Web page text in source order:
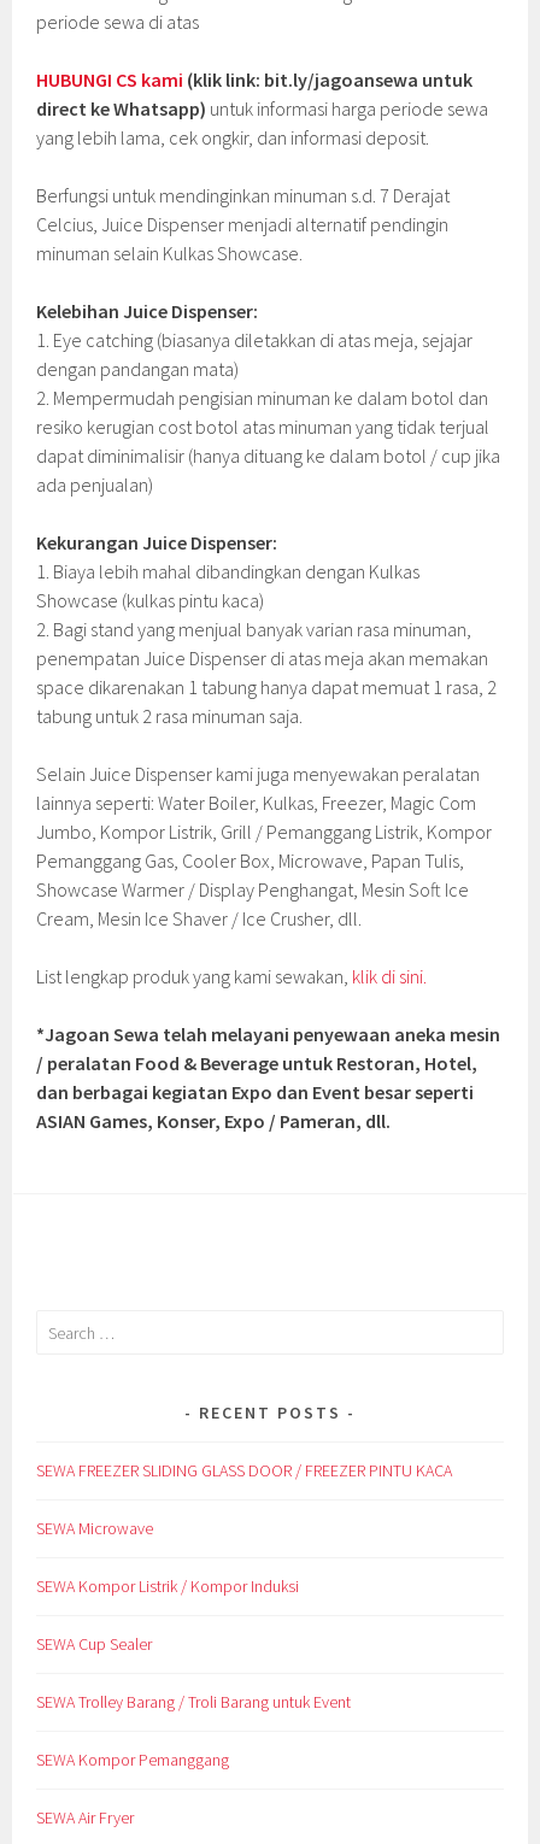
periode sewa di atas
HUBUNGI CS kami (klik link: bit.ly/jagoansewa untuk
direct ke Whatsapp) untuk informasi harga periode sewa
yang lebih lama, cek ongkir, dan informasi deposit.
Berfungsi untuk mendinginkan minuman s.d. 7 Derajat
Celcius, Juice Dispenser menjadi alternatif pendingin
minuman selain Kulkas Showcase.
Kelebihan Juice Dispenser:
1. Eye catching (biasanya diletakkan di atas meja, sejajar
dengan pandangan mata)
2. Mempermudah pengisian minuman ke dalam botol dan
resiko kerugian cost botol atas minuman yang tidak terjual
dapat diminimalisir (hanya dituang ke dalam botol / cup jika
ada penjualan)
Kekurangan Juice Dispenser:
1. Biaya lebih mahal dibandingkan dengan Kulkas
Showcase (kulkas pintu kaca)
2. Bagi stand yang menjual banyak varian rasa minuman,
penempatan Juice Dispenser di atas meja akan memakan
space dikarenakan 1 tabung hanya dapat memuat 1 rasa, 2
tabung untuk 2 rasa minuman saja.
Selain Juice Dispenser kami juga menyewakan peralatan
lainnya seperti: Water Boiler, Kulkas, Freezer, Magic Com
Jumbo, Kompor Listrik, Grill / Pemanggang Listrik, Kompor
Pemanggang Gas, Cooler Box, Microwave, Papan Tulis,
Showcase Warmer / Display Penghangat, Mesin Soft Ice
Cream, Mesin Ice Shaver / Ice Crusher, dll.
List lengkap produk yang kami sewakan, klik di sini.
*Jagoan Sewa telah melayani penyewaan aneka mesin
/ peralatan Food & Beverage untuk Restoran, Hotel,
dan berbagai kegiatan Expo dan Event besar seperti
ASIAN Games, Konser, Expo / Pameran, dll.
Search
RECENT POSTS
SEWA FREEZER SLIDING GLASS DOOR / FREEZER PINTU KACA
SEWA Microwave
SEWA Kompor Listrik / Kompor Induksi
SEWA Cup Sealer
SEWA Trolley Barang / Troli Barang untuk Event
SEWA Kompor Pemanggang
SEWA Air Fryer